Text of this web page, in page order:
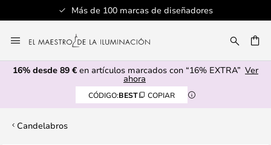
Más de 100 marcas de diseñadores
al
contenido
16% desde 89 € en artículos marcados con “16% EXTRA” Ver
ahora
CÓDIGO:BEST COPIAR
Candelabros